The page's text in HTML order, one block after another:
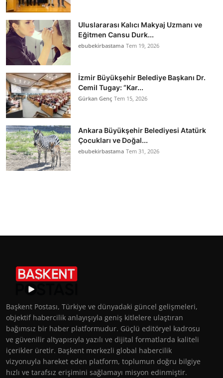
Uluslararası Kalıcı Makyaj Uzmanı ve
Eğitmen Cansu Durk...
ebubekirbastama Tem 19, 2026
İzmir Büyükşehir Belediye Başkanı Dr.
Cemil Tugay: “Kar...
Gürkan Genç Tem 15, 2026
Ankara Büyükşehir Belediyesi Atatürk
Çocukları ve Doğal...
ebubekirbastama Tem 31, 2026
Başkent Postası, Türkiye ve dünyadaki güncel gelişmeleri,
objektif habercilik anlayışıyla geniş kitlelere ulaştıran
bağımsız bir haber platformudur. Güçlü editöryel kadrosu
ve güvenilir altyapısıyla yazılı ve dijital formatlarda kaliteli
içerikler üretir. Başkent merkezli global habercilik
vizyonuyla hareket eden platform, toplumun doğru bilgiye
hızlı ve tarafsız erişimini sağlamayı misyon edinmiştir.